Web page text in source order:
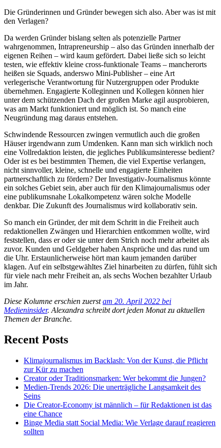
Die Gründerinnen und Gründer bewegen sich also. Aber was ist mit
den Verlagen?
Da werden Gründer bislang selten als potenzielle Partner
wahrgenommen, Intrapreneurship – also das Gründen innerhalb der
eigenen Reihen – wird kaum gefördert. Dabei ließe sich so leicht
testen, wie effektiv kleine cross-funktionale Teams – mancherorts
heißen sie Squads, anderswo Mini-Publisher – eine Art
verlegerische Verantwortung für Nutzergruppen oder Produkte
übernehmen. Engagierte Kolleginnen und Kollegen können hier
unter dem schützenden Dach der großen Marke agil ausprobieren,
was am Markt funktioniert und möglich ist. So manch eine
Neugründung mag daraus entstehen.
Schwindende Ressourcen zwingen vermutlich auch die großen
Häuser irgendwann zum Umdenken. Kann man sich wirklich noch
eine Vollredaktion leisten, die jegliches Publikumsinteresse bedient?
Oder ist es bei bestimmten Themen, die viel Expertise verlangen,
nicht sinnvoller, kleine, schnelle und engagierte Einheiten
partnerschaftlich zu fördern? Der Investigativ-Journalismus könnte
ein solches Gebiet sein, aber auch für den Klimajournalismus oder
eine publikumsnahe Lokalkompetenz wären solche Modelle
denkbar. Die Zukunft des Journalismus wird kollaborativ sein.
So manch ein Gründer, der mit dem Schritt in die Freiheit auch
redaktionellen Zwängen und Hierarchien entkommen wollte, wird
feststellen, dass er oder sie unter dem Strich noch mehr arbeitet als
zuvor. Kunden und Geldgeber haben Ansprüche und das rund um
die Uhr. Erstaunlicherweise hört man kaum jemanden darüber
klagen. Auf ein selbstgewähltes Ziel hinarbeiten zu dürfen, fühlt sich
für viele nach mehr Freiheit an, als sechs Wochen bezahlter Urlaub
im Jahr.
Diese Kolumne erschien zuerstam 20. April 2022 bei
Medieninsider. Alexandra schreibt dort jeden Monat zu aktuellen
Themen der Branche.
Recent Posts
Klimajournalismus im Backlash: Von der Kunst, die Pflicht
zur Kür zu machen
Creator oder Traditionsmarken: Wer bekommt die Jungen?
Medien-Trends 2026: Die unerträgliche Langsamkeit des
Seins
Die Creator-Economy ist männlich – für Redaktionen ist das
eine Chance
Binge Media statt Social Media: Wie Verlage darauf reagieren
sollten